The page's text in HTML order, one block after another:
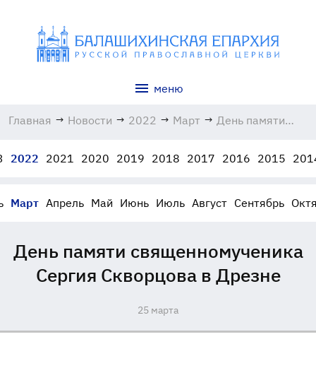
меню
Главная → Новости → 2022 → Март → День памяти
Скворцова в
2022 2021 2020 2019 2018 2017 2016 2015
Март Апрель Май Июнь Июль Август Сентябрь
День памяти священномученика
Сергия Скворцова в Дрезне
25 марта